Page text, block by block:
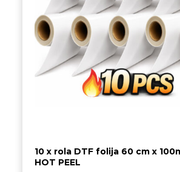
10 x rola DTF folija 60 cm x
HOT PEEL